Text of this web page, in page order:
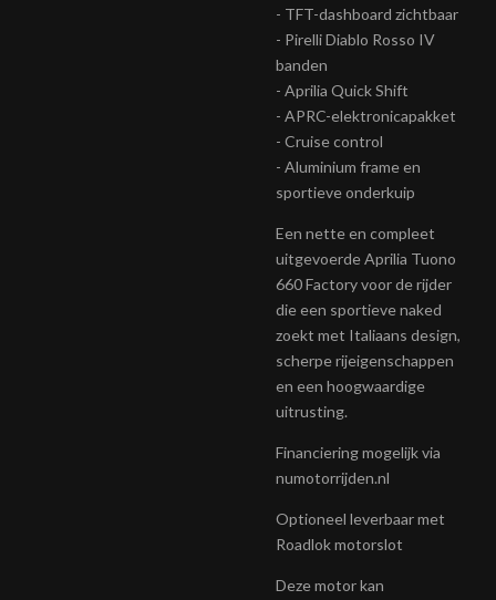
- TFT-dashboard zichtbaar
- Pirelli Diablo Rosso IV
banden
- Aprilia Quick Shift
- APRC-elektronicapakket
- Cruise control
- Aluminium frame en
sportieve onderkuip
Een nette en compleet
uitgevoerde Aprilia Tuono
660 Factory voor de rijder
die een sportieve naked
zoekt met Italiaans design,
scherpe rijeigenschappen
en een hoogwaardige
uitrusting.
Financiering mogelijk via
numotorrijden.nl
Optioneel leverbaar met
Roadlok motorslot
Deze motor kan